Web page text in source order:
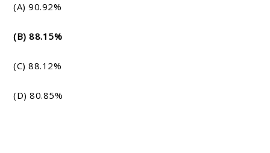
(A) 90.92%
(B) 88.15%
(C) 88.12%
(D) 80.85%